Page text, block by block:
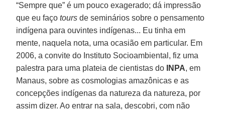
“Sempre que” é um pouco exagerado; dá impressão
que eu façotours de seminários sobre o pensamento
indígena para ouvintes indígenas... Eu tinha em
mente, naquela nota, uma ocasião em particular. Em
2006, a convite do Instituto Socioambiental, fiz uma
palestra para uma plateia de cientistas do
INPA, em
Manaus, sobre as cosmologias amazônicas e as
concepções indígenas da natureza da natureza, por
assim dizer. Ao entrar na sala, descobri, com não